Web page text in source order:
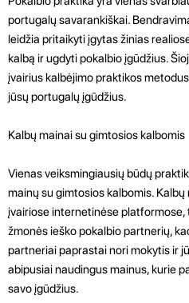
portugalų savarankiškai.
leidžia pritaikyti įgytas žinias
kalbą ir ugdyti pokalbio įgūdžius.
įvairius kalbėjimo praktikos
jūsų portugalų įgūdžius.
Kalbų mainai su gimtosios kalbomis
Vienas veiksmingiausių būdų
mainų su gimtosios kalbomis.
įvairiose internetinėse
žmonės ieško pokalbio partnerių,
partneriai paprastai nori mokytis ir
abipusiai naudingus mainus, kurie
savo įgūdžius.